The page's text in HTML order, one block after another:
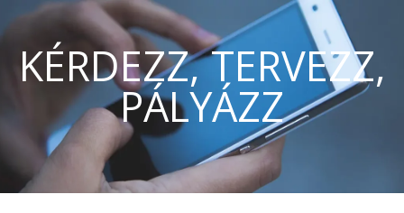
KÉRDEZZ, TERVEZZ,
PÁLYÁZZ